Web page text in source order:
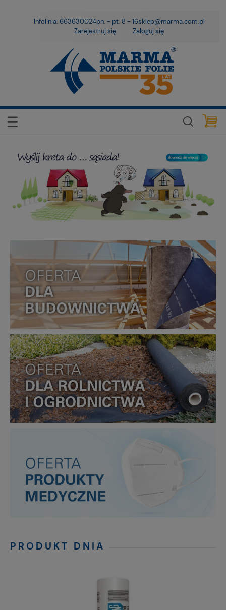
Infolinia: 663630024pn. - pt. 8 - 16sklep@marma.com.pl
Zarejestruj się
Zaloguj się
PRODUKT DNIA